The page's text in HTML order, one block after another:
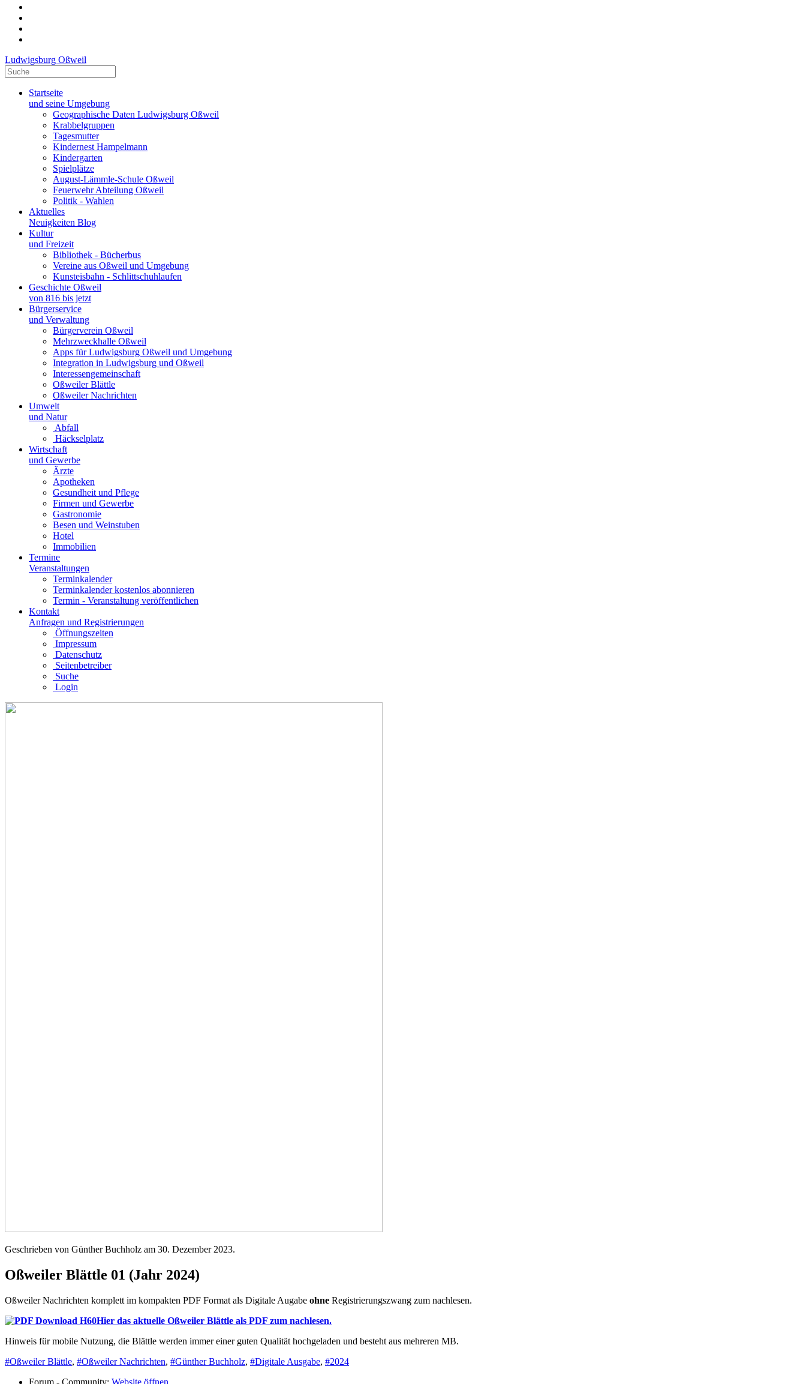
Ludwigsburg Oßweil
Startseite
und seine Umgebung
Geographische Daten Ludwigsburg Oßweil
Krabbelgruppen
Tagesmutter
Kindernest Hampelmann
Kindergarten
Spielplätze
August-Lämmle-Schule Oßweil
Feuerwehr Abteilung Oßweil
Politik - Wahlen
Aktuelles
Neuigkeiten Blog
Kultur
und Freizeit
Bibliothek - Bücherbus
Vereine aus Oßweil und Umgebung
Kunsteisbahn - Schlittschuhlaufen
Geschichte Oßweil
von 816 bis jetzt
Bürgerservice
und Verwaltung
Bürgerverein Oßweil
Mehrzweckhalle Oßweil
Apps für Ludwigsburg Oßweil und Umgebung
Integration in Ludwigsburg und Oßweil
Interessengemeinschaft
Oßweiler Blättle
Oßweiler Nachrichten
Umwelt
und Natur
Abfall
Häckselplatz
Wirtschaft
und Gewerbe
Ärzte
Apotheken
Gesundheit und Pflege
Firmen und Gewerbe
Gastronomie
Besen und Weinstuben
Hotel
Immobilien
Termine
Veranstaltungen
Terminkalender
Terminkalender kostenlos abonnieren
Termin - Veranstaltung veröffentlichen
Kontakt
Anfragen und Registrierungen
Öffnungszeiten
Impressum
Datenschutz
Seitenbetreiber
Suche
Login
Geschrieben von Günther Buchholz am 30. Dezember 2023.
Oßweiler Blättle 01 (Jahr 2024)
Oßweiler Nachrichten komplett im kompakten PDF Format als Digitale Augabe ohne Registrierungszwang zum nachlesen.
Hier das aktuelle Oßweiler Blättle als PDF zum nachlesen.
Hinweis für mobile Nutzung, die Blättle werden immer einer guten Qualität hochgeladen und besteht aus mehreren MB.
#Oßweiler Blättle, #Oßweiler Nachrichten, #Günther Buchholz, #Digitale Ausgabe, #2024
Forum - Community: Website öffnen